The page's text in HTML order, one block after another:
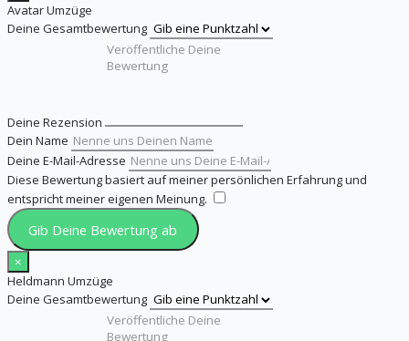
Avatar Umzüge
Deine Gesamtbewertung
Deine Rezension
Dein Name
Deine E-Mail-Adresse
Diese Bewertung basiert auf meiner persönlichen Erfahrung und
entspricht meiner eigenen Meinung.
Gib Deine Bewertung ab
×
Heldmann Umzüge
Deine Gesamtbewertung